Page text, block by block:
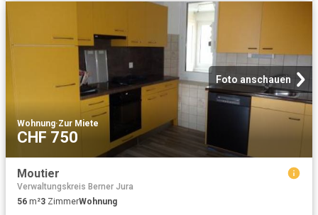
Foto anschauen
Wohnung·Zur Miete
CHF 750
Moutier
Verwaltungskreis Berner Jura
56 m²3 ZimmerWohnung